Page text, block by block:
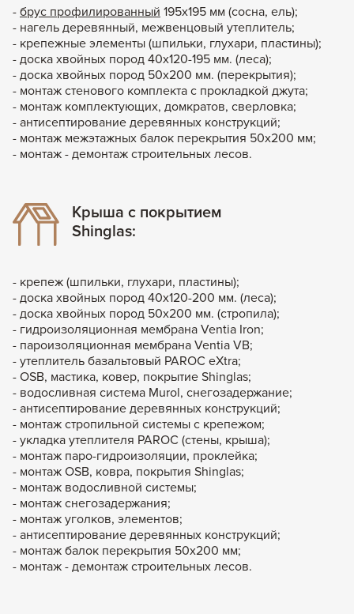
- брус профилированный 195х195 мм (сосна, ель);
- нагель деревянный, межвенцовый утеплитель;
- крепежные элементы (шпильки, глухари, пластины);
- доска хвойных пород 40х120-195 мм. (леса);
- доска хвойных пород 50х200 мм. (перекрытия);
- монтаж стенового комплекта с прокладкой джута;
- монтаж комплектующих, домкратов, сверловка;
- антисептирование деревянных конструкций;
- монтаж межэтажных балок перекрытия 50х200 мм;
- монтаж - демонтаж строительных лесов.
Крыша с покрытием
Shinglas:
- крепеж (шпильки, глухари, пластины);
- доска хвойных пород 40х120-200 мм. (леса);
- доска хвойных пород 50х200 мм. (стропила);
- гидроизоляционная мембрана Ventia Iron;
- пароизоляционная мембрана Ventia VB;
- утеплитель базальтовый PAROC eXtra;
- OSB, мастика, ковер, покрытие Shinglas;
- водосливная система Murol, снегозадержание;
- антисептирование деревянных конструкций;
- монтаж стропильной системы с крепежом;
- укладка утеплителя PAROC (стены, крыша);
- монтаж паро-гидроизоляции, проклейка;
- монтаж OSB, ковра, покрытия Shinglas;
- монтаж водосливной системы;
- монтаж снегозадержания;
- монтаж уголков, элементов;
- антисептирование деревянных конструкций;
- монтаж балок перекрытия 50х200 мм;
- монтаж - демонтаж строительных лесов.